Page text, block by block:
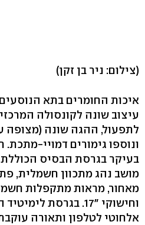
(צילום: ניר בן זקן)
איכות החומרים בתא
עיצוב שונה לקונסולה
לתפעול, ההגה שונה (מצופה
ונוספו גימורים דמויי-
בעיקר בגרסת הבסיס הכוללת
מושב נהג מתכוון חשמלית,
מאחור, מראות מתקפלות
וחישוקי "17. בגרסת
אלחוטי לטלפון ותאורה